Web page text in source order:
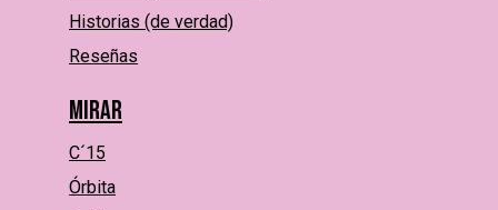
Historias (de verdad)
Reseñas
Mirar
C´15
Órbita